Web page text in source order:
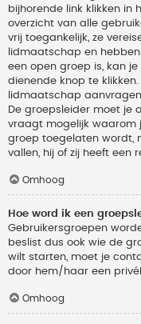
bijhorende link klikken in
overzicht van alle
vrij toegankelijk, ze
lidmaatschap en
een open groep is, kan
dienende knop te
lidmaatschap
De groepsleider moet je
vraagt mogelijk waarom
groep toegelaten wordt,
vallen, hij of zij heeft een
Omhoog
Hoe word ik een
Gebruikersgroepen
beslist dus ook wie de
wilt starten, moet je
door hem/haar een
Omhoog